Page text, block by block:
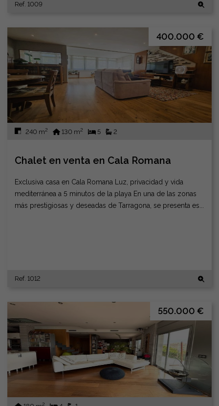
Ref. 1009
400.000 €
240 m2 130 m2 5 2
Chalet en venta en Cala Romana
Exclusiva casa en Cala Romana Luz, privacidad y vida
mediterránea a 5 minutos de la playa En una de las zonas
más prestigiosas y deseadas de Tarragona, se presenta es...
Ref. 1012
550.000 €
2